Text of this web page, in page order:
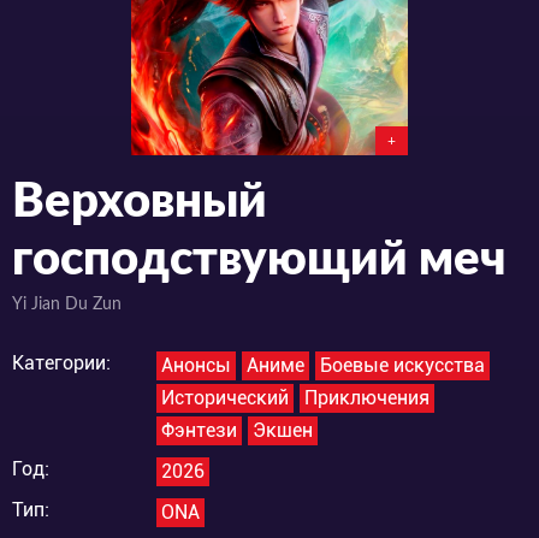
+
Верховный
господствующий меч
Yi Jian Du Zun
Категории: Анонсы Аниме
Боевые искусства
Исторический
Приключения
Фэнтези
Экшен
Год:
2026
Тип:
ONA